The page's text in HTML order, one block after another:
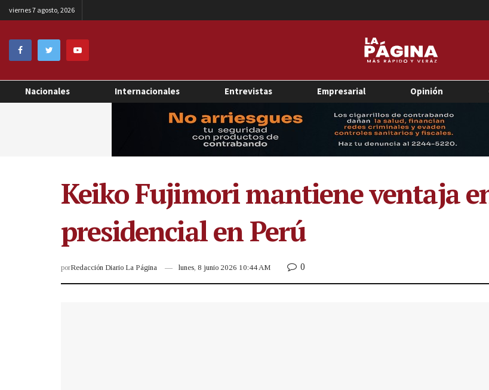
viernes 7 agosto, 2026
Nacionales Internacionales Entrevistas Empresarial Opinión
Keiko Fujimori mantiene ventaja
presidencial en Perú
porRedacción Diario La Página lunes, 8 junio 2026 10:44 AM 0